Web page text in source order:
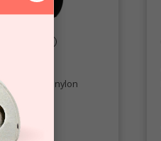
bolsas de nylon